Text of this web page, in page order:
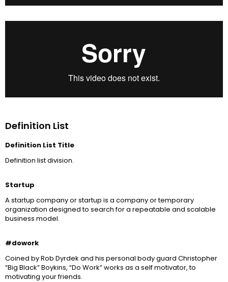
Definition List
Definition List Title
Definition list division.
Startup
A startup company or startup is a company or temporary
organization designed to search for a repeatable and scalable
business model.
#dowork
Coined by Rob Dyrdek and his personal body guard Christopher
“Big Black” Boykins, “Do Work” works as a self motivator, to
motivating your friends.